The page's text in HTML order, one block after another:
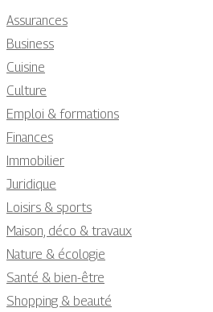
Assurances
Business
Cuisine
Culture
Emploi & formations
Finances
Immobilier
Juridique
Loisirs & sports
Maison, déco & travaux
Nature & écologie
Santé & bien-être
Shopping & beauté